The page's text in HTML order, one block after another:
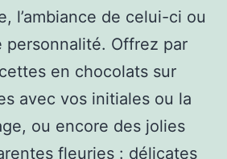
l’ambiance de celui-ci ou
personnalité. Offrez par
en chocolats sur
avec vos initiales ou la
ou encore des jolies
fleuries : délicates